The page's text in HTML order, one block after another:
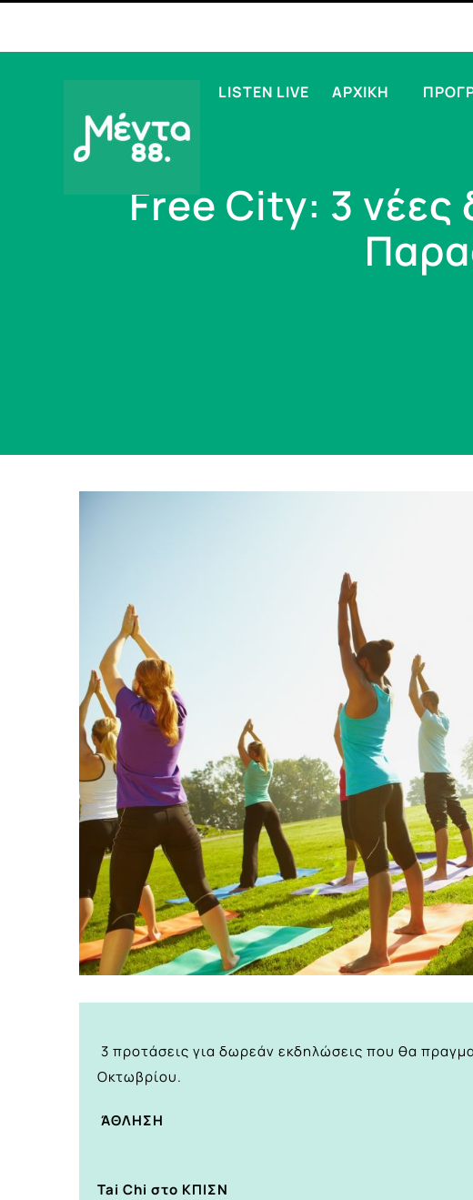
LISTEN LIVE ΑΡΧΙΚΗ
Free City: 3
3 προτάσεις για δωρεάν εκδηλώσεις που θα
Οκτωβρίου.
ΆΘΛΗΣΗ
Tai Chi στο ΚΠΙΣΝ